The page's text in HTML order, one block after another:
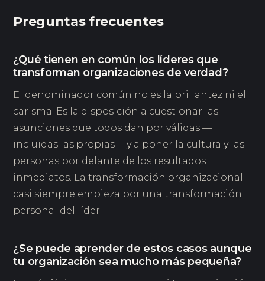
Preguntas frecuentes
¿Qué tienen en común los líderes que
transforman organizaciones de verdad?
El denominador común no es la brillantez ni el
carisma. Es la disposición a cuestionar las
asunciones que todos dan por válidas —
incluidas las propias— y a poner la cultura y las
personas por delante de los resultados
inmediatos. La transformación organizacional
casi siempre empieza por una transformación
personal del líder.
¿Se puede aprender de estos casos aunque
tu organización sea mucho más pequeña?